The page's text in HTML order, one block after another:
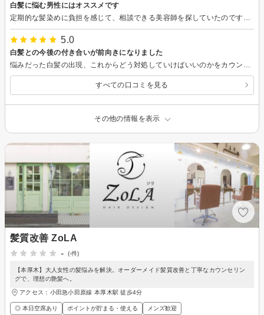
白髪に悩む男性にはオススメです
5.0
白髪との今後の付き合いが前向きになりました
すべての口コミを見る
その他の情報を表示
髪質改善 ZoLA
-
(-件)
【本厚木】大人女性の髪悩みを解決。オーダーメイド髪質改善と丁寧なカウンセリン
グで、理想の艶髪へ。
アクセス：小田急小田原線 本厚木駅 徒歩4分
◎ 本日空席あり ポイントが貯まる・使える メンズ歓迎